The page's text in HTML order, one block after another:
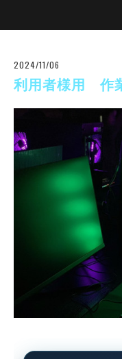
2024/11/06
利用者様用 作